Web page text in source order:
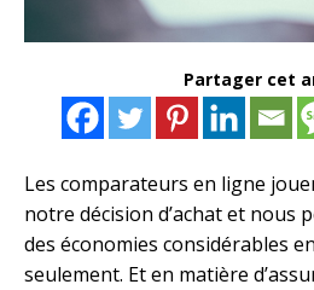
Partager cet
Les comparateurs en ligne
notre décision d’achat et nous
des économies considérables
seulement. Et en matière